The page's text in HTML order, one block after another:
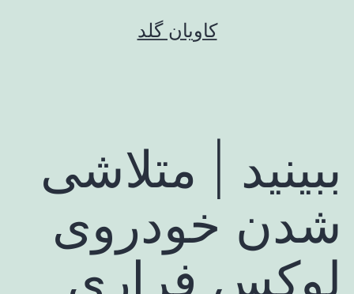
کاویان گلد
ببینید | متلاشی
شدن خودروی
لوکس فراری